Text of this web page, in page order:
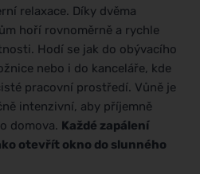
relaxace. Díky dvěma
hoří rovnoměrně a rychle
Hodí se jak do obývacího
nebo i do kanceláře, kde
pracovní prostředí. Vůně je
intenzivní, aby příjemně
domova. Každé zapálení
otevřít okno do slunného